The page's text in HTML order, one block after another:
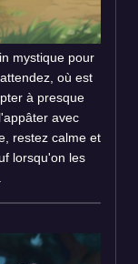
mystique pour
où est
à presque
avec
restez calme et
lorsqu'on les